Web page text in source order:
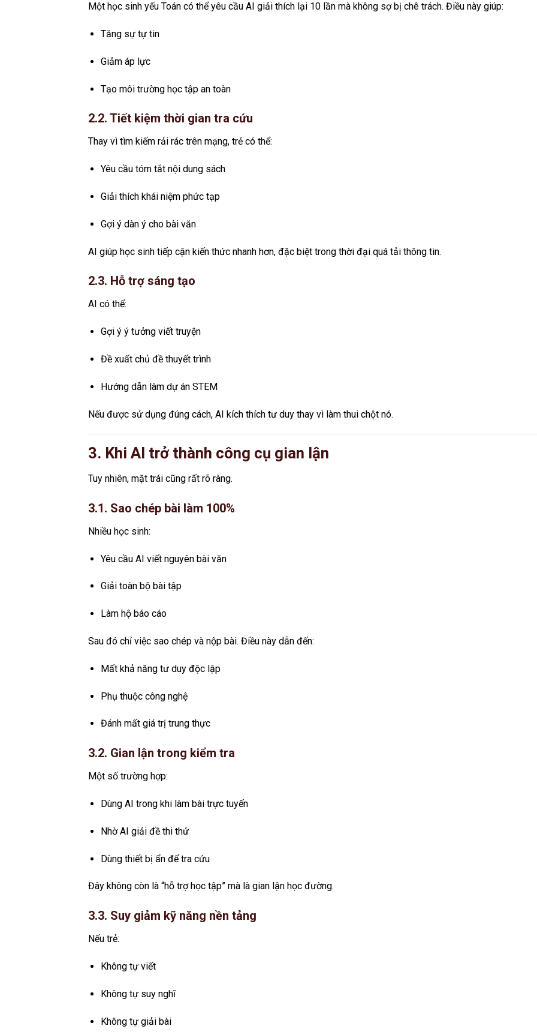
Một học sinh yếu Toán có thể yêu cầu AI giải thích lại 10 lần mà không sợ bị chê trách. Điều này giúp:
Tăng sự tự tin
Giảm áp lực
Tạo môi trường học tập an toàn
2.2. Tiết kiệm thời gian tra cứu
Thay vì tìm kiếm rải rác trên mạng, trẻ có thể:
Yêu cầu tóm tắt nội dung sách
Giải thích khái niệm phức tạp
Gợi ý dàn ý cho bài văn
AI giúp học sinh tiếp cận kiến thức nhanh hơn, đặc biệt trong thời đại quá tải thông tin.
2.3. Hỗ trợ sáng tạo
AI có thể:
Gợi ý ý tưởng viết truyện
Đề xuất chủ đề thuyết trình
Hướng dẫn làm dự án STEM
Nếu được sử dụng đúng cách, AI kích thích tư duy thay vì làm thui chột nó.
3. Khi AI trở thành công cụ gian lận
Tuy nhiên, mặt trái cũng rất rõ ràng.
3.1. Sao chép bài làm 100%
Nhiều học sinh:
Yêu cầu AI viết nguyên bài văn
Giải toàn bộ bài tập
Làm hộ báo cáo
Sau đó chỉ việc sao chép và nộp bài. Điều này dẫn đến:
Mất khả năng tư duy độc lập
Phụ thuộc công nghệ
Đánh mất giá trị trung thực
3.2. Gian lận trong kiểm tra
Một số trường hợp:
Dùng AI trong khi làm bài trực tuyến
Nhờ AI giải đề thi thử
Dùng thiết bị ẩn để tra cứu
Đây không còn là “hỗ trợ học tập” mà là gian lận học đường.
3.3. Suy giảm kỹ năng nền tảng
Nếu trẻ:
Không tự viết
Không tự suy nghĩ
Không tự giải bài